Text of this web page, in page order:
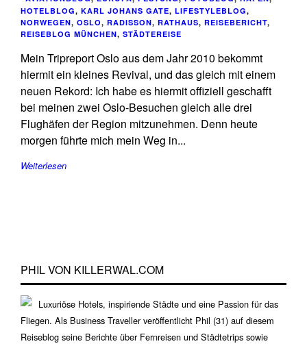
HOTELBLOG, KARL JOHANS GATE, LIFESTYLEBLOG,
NORWEGEN, OSLO, RADISSON, RATHAUS, REISEBERICHT,
REISEBLOG MÜNCHEN, STÄDTEREISE
Mein Tripreport Oslo aus dem Jahr 2010 bekommt
hiermit ein kleines Revival, und das gleich mit einem
neuen Rekord: Ich habe es hiermit offiziell geschafft
bei meinen zwei Oslo-Besuchen gleich alle drei
Flughäfen der Region mitzunehmen. Denn heute
morgen führte mich mein Weg in...
Weiterlesen
PHIL VON KILLERWAL.COM
Luxuriöse Hotels, inspiriende Städte und eine Passion für das
Fliegen. Als Business Traveller veröffentlicht Phil (31) auf diesem
Reiseblog seine Berichte über Fernreisen und Städtetrips sowie